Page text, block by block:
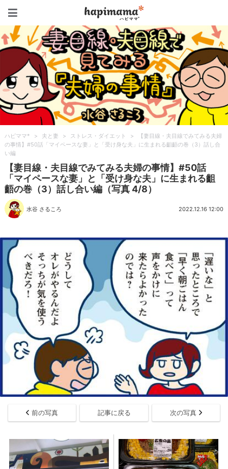
ハピママ* > 夫と妻 > ストレス・ダイエット >
【妻目線・夫目線でみてみる夫婦
の事情】#50話「マイペースな妻」と「受け身な夫」に生まれる齟齬の巻（3）話し合
い編
【妻目線・夫目線でみてみる夫婦の事情】#50話
「マイペースな妻」と「受け身な夫」に生まれる齟
齬の巻（3）話し合い編（写真 4/8）
水谷 さるころ 2022.12.16 12:00
前の写真 記事に戻る 次の写真